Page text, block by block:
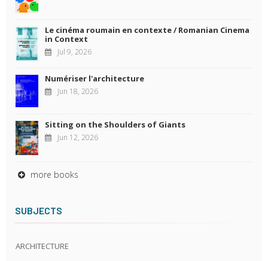
Le cinéma roumain en contexte / Romanian Cinema
in Context
Jul 9, 2026
Numériser l'architecture
Jun 18, 2026
Sitting on the Shoulders of Giants
Jun 12, 2026
more books
SUBJECTS
ARCHITECTURE